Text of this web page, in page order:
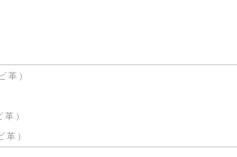
革）
）
革）